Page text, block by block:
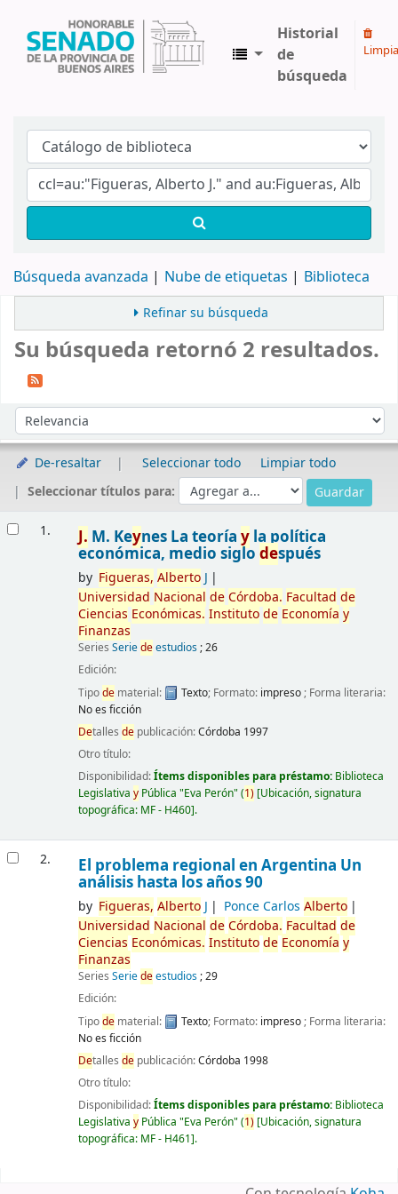
Historial
de
búsqueda
Búsqueda avanzada Nube de etiquetas Biblioteca
Refinar su búsqueda
Su búsqueda retornó 2 resultados.
Ordenar por:
De-resaltar Seleccionar todo
Limpiar todo
Seleccionar títulos para:
1. J. M. Keynes La teoría yla política
económica, medio siglo después
by Figueras, AlbertoJ
Universidad Nacional de Córdoba. Facultad de
Ciencias Económicas. Instituto de Economía y
Finanzas
Series Seriedeestudios; 26
Edición:
Tipodematerial: Texto; Formato: impreso ; Forma literaria:
No es ficción
Detalles depublicación:Córdoba 1997
Otro título:
Disponibilidad:Ítems disponibles para préstamo: Biblioteca
Legislativa yPública "Eva Perón" (1) Ubicación, signatura
topográfica: MF - H460 .
2. El problema regional en Argentina Un
análisis hasta los años 90
by Figueras, AlbertoJ Ponce Carlos Alberto
Universidad Nacional de Córdoba. Facultad de
Ciencias Económicas. Instituto de Economía y
Finanzas
Series Seriedeestudios; 29
Edición:
Tipodematerial: Texto; Formato: impreso ; Forma literaria:
No es ficción
Detalles depublicación:Córdoba 1998
Otro título:
Disponibilidad:Ítems disponibles para préstamo: Biblioteca
Legislativa yPública "Eva Perón" (1) Ubicación, signatura
topográfica: MF - H461 .